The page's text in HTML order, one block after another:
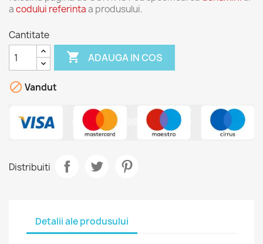
acodului referintaa produsului.
Cantitate
 ADAUGA IN COS
 Vandut
Distribuiti
Detalii ale produsului